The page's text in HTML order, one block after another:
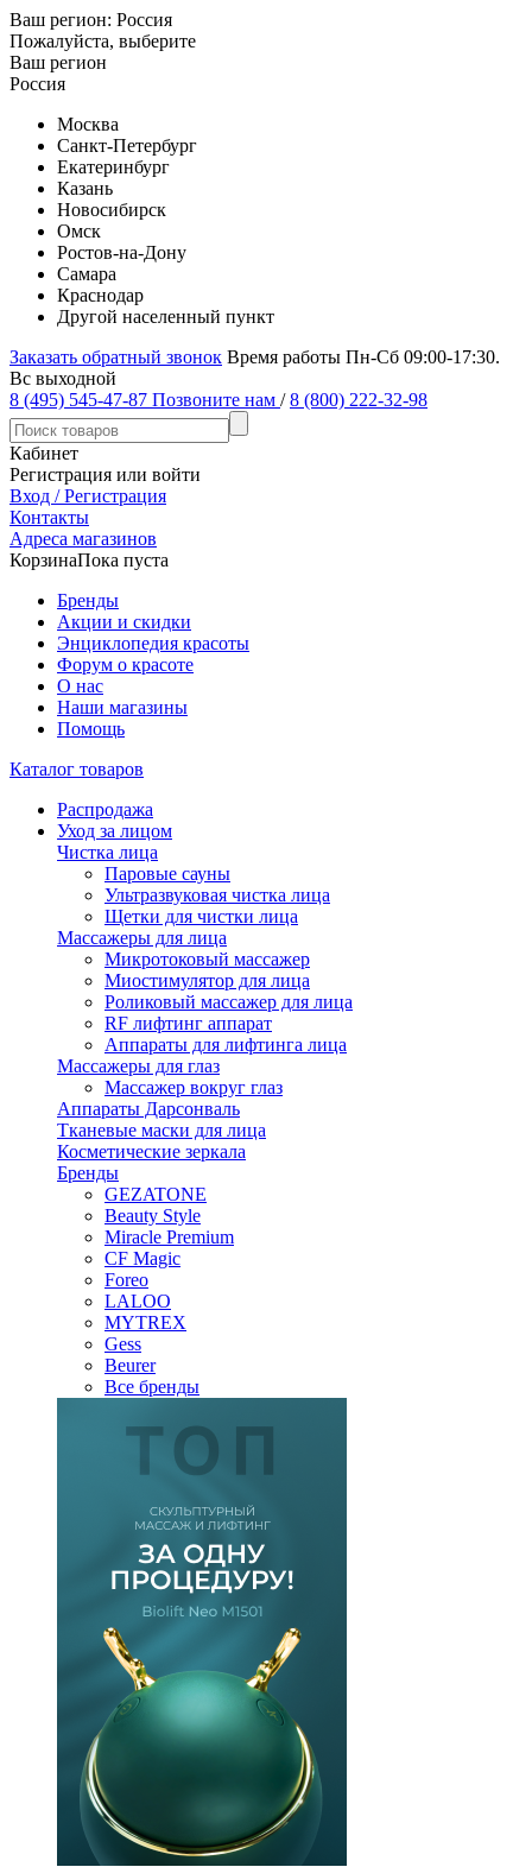
Ваш регион: Россия
Пожалуйста, выберите
Ваш регион
Россия
Москва
Санкт-Петербург
Екатеринбург
Казань
Новосибирск
Омск
Ростов-на-Дону
Самара
Краснодар
Другой населенный пункт
Заказать обратный звонок Время работы Пн-Сб 09:00-17:30.
Вс выходной
8 (495) 545-47-87 Позвоните нам / 8 (800) 222-32-98
Кабинет
Регистрация или войти
Вход / Регистрация
Контакты
Адреса магазинов
КорзинаПока пуста
Бренды
Акции и скидки
Энциклопедия красоты
Форум о красоте
О нас
Наши магазины
Помощь
Каталог товаров
Распродажа
Уход за лицом
Чистка лица
Паровые сауны
Ультразвуковая чистка лица
Щетки для чистки лица
Массажеры для лица
Микротоковый массажер
Миостимулятор для лица
Роликовый массажер для лица
RF лифтинг аппарат
Аппараты для лифтинга лица
Массажеры для глаз
Массажер вокруг глаз
Аппараты Дарсонваль
Тканевые маски для лица
Косметические зеркала
Бренды
GEZATONE
Beauty Style
Miracle Premium
CF Magic
Foreo
LALOO
MYTREX
Gess
Beurer
Все бренды